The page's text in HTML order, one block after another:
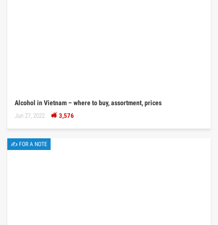
Alcohol in Vietnam – where to buy, assortment, prices
Jun 27, 2022 3,576
✍ FOR A NOTE